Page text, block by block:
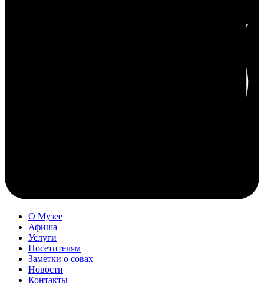
О Музее
Афиша
Услуги
Посетителям
Заметки о совах
Новости
Контакты